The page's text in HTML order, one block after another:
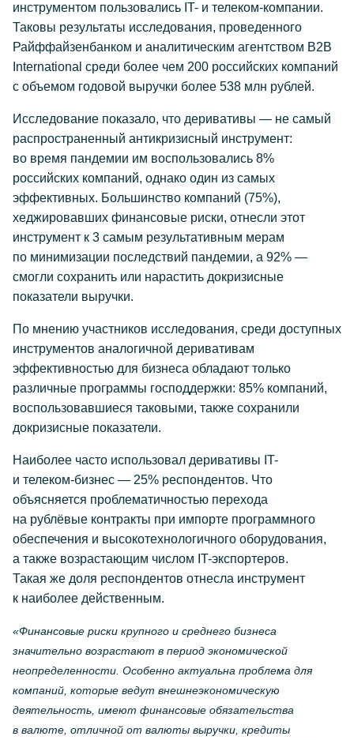
инструментом пользовались IT- и телеком-компании.
Таковы результаты исследования, проведенного
Райффайзенбанком и аналитическим агентством B2B
International среди более чем 200 российских компаний
с объемом годовой выручки более 538 млн рублей.
Исследование показало, что деривативы — не самый
распространенный антикризисный инструмент:
во время пандемии им воспользовались 8%
российских компаний, однако один из самых
эффективных. Большинство компаний (75%),
хеджировавших финансовые риски, отнесли этот
инструмент к 3 самым результативным мерам
по минимизации последствий пандемии, а 92% —
смогли сохранить или нарастить докризисные
показатели выручки.
По мнению участников исследования, среди доступных
инструментов аналогичной деривативам
эффективностью для бизнеса обладают только
различные программы господдержки: 85% компаний,
воспользовавшиеся таковыми, также сохранили
докризисные показатели.
Наиболее часто использовал деривативы IT-
и телеком-бизнес — 25% респондентов. Что
объясняется проблематичностью перехода
на рублёвые контракты при импорте программного
обеспечения и высокотехнологичного оборудования,
а также возрастающим числом IT-экспортеров.
Такая же доля респондентов отнесла инструмент
к наиболее действенным.
«Финансовые риски крупного и среднего бизнеса
значительно возрастают в период экономической
неопределенности. Особенно актуальна проблема для
компаний, которые ведут внешнеэкономическую
деятельность, имеют финансовые обязательства
в валюте, отличной от валюты выручки, кредиты